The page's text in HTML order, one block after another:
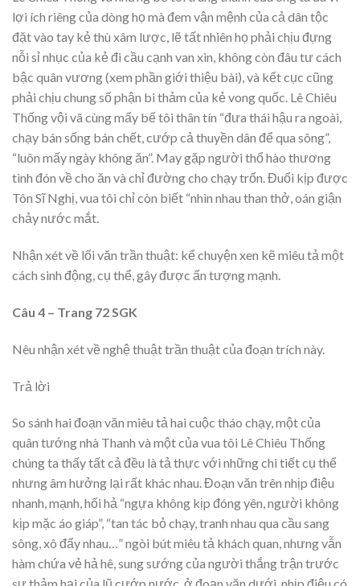
lợi ích riêng của dòng họ mà đem vận mệnh của cả dân tộc
đặt vào tay kẻ thù xâm lược, lẽ tất nhiên họ phải chịu đựng
nỗi sỉ nhục của kẻ đi cầu cạnh van xin, không còn đâu tư cách
bậc quân vương (xem phần giới thiệu bài), và kết cục cũng
phải chịu chung số phận bi thảm của kẻ vong quốc. Lê Chiêu
Thống vội vã cùng mấy bế tôi thân tín “đưa thái hậu ra ngoài,
chạy bán sống bán chết, cướp cả thuyền dân để qua sông”,
“luôn mấy ngày không ăn”. May gặp người thổ hào thương
tình đón về cho ăn và chỉ đường cho chạy trốn. Đuổi kịp được
Tôn Sĩ Nghị, vua tôi chỉ còn biết “nhìn nhau than thở, oán giận
chảy nước mắt.
Nhận xét về lối văn trần thuật: kể chuyện xen kẽ miêu tả một
cách sinh động, cụ thể, gây được ấn tượng mạnh.
Câu 4 – Trang 72 SGK
Nêu nhận xét về nghệ thuật trần thuật của đoạn trích này.
Trả lời
So sánh hai đoạn văn miêu tả hai cuộc tháo chạy, một của
quân tướng nhà Thanh và một của vua tôi Lê Chiêu Thống
chúng ta thấy tất cả đều là tả thực với những chi tiết cụ thể
nhưng âm hưởng lại rất khác nhau. Đoạn văn trên nhịp điệu
nhanh, mạnh, hối hả “ngựa không kịp đóng yên, người không
kịp mặc áo giáp”, “tan tác bỏ chạy, tranh nhau qua cầu sang
sông, xô đẩy nhau…” ngòi bút miêu tả khách quan, nhưng vẫn
hàm chứa vẻ hả hê, sung sướng của người thắng trận trước